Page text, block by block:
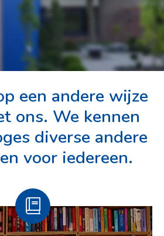
een andere wijze
ons. We kennen
diverse andere
voor iedereen.